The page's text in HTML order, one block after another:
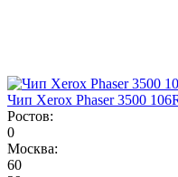
Чип Xerox Phaser 3500
Ростов:
0
Москва:
60